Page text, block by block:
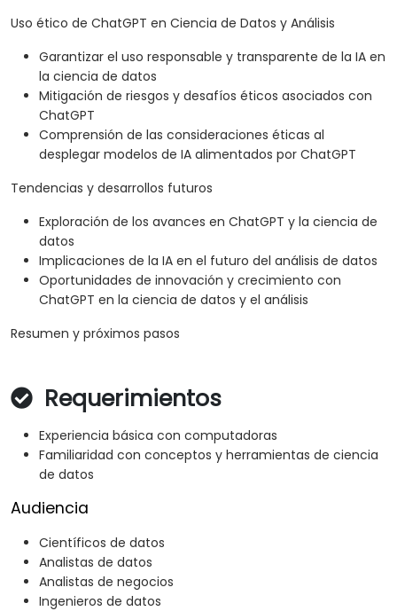
Uso ético de ChatGPT en Ciencia de Datos y Análisis
Garantizar el uso responsable y transparente de la IA en
la ciencia de datos
Mitigación de riesgos y desafíos éticos asociados con
ChatGPT
Comprensión de las consideraciones éticas al
desplegar modelos de IA alimentados por ChatGPT
Tendencias y desarrollos futuros
Exploración de los avances en ChatGPT y la ciencia de
datos
Implicaciones de la IA en el futuro del análisis de datos
Oportunidades de innovación y crecimiento con
ChatGPT en la ciencia de datos y el análisis
Resumen y próximos pasos
Requerimientos
Experiencia básica con computadoras
Familiaridad con conceptos y herramientas de ciencia
de datos
Audiencia
Científicos de datos
Analistas de datos
Analistas de negocios
Ingenieros de datos